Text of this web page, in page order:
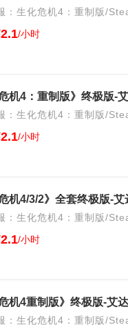
：生化危机4：重制版/
/小时
危机4：重制版》终极版-
：生化危机4：重制版/
/小时
：生化危机4：重制版/
/小时
：生化危机4：重制版/